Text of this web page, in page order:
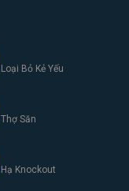
Loại Bỏ Kẻ Yếu
Thợ Săn
Hạ Knockout